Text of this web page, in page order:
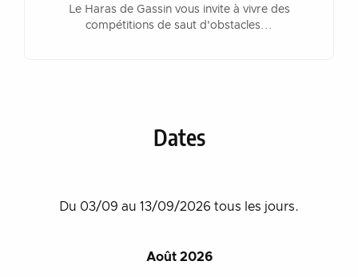
Le Haras de Gassin vous invite à vivre des
compétitions de saut d'obstacles...
Dates
Du 03/09 au 13/09/2026 tous les jours.
Août 2026